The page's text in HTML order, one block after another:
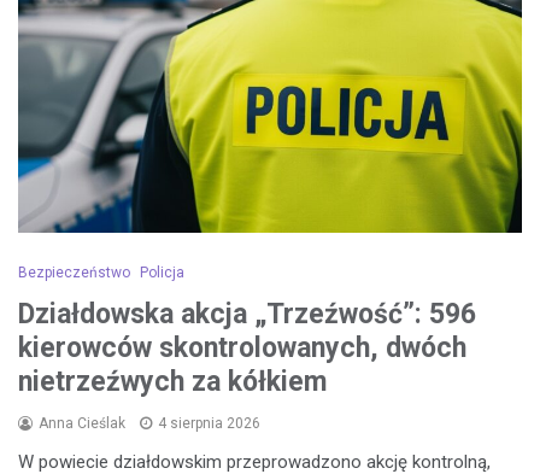
Bezpieczeństwo Policja
Działdowska akcja „Trzeźwość”: 596
kierowców skontrolowanych, dwóch
nietrzeźwych za kółkiem
Anna Cieślak 4 sierpnia 2026
W powiecie działdowskim przeprowadzono akcję kontrolną,